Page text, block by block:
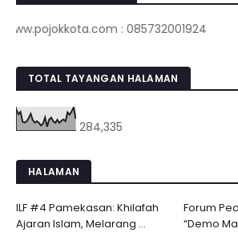
: 085732001924
TOTAL TAYANGAN HALAMAN
284,335
HALAMAN
ILF #4 Pamekasan: Khilafah
Ajaran Islam, Melarang ...
Forum
“Demo